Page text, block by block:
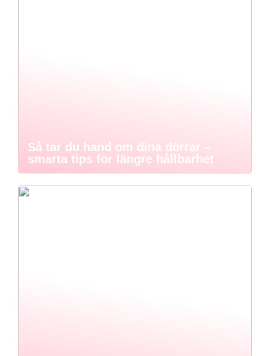
Så tar du hand om dina dörrar –
smarta tips för längre hållbarhet